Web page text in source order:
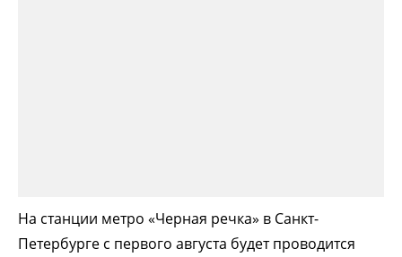
На станции метро «Черная речка» в Санкт-
Петербурге с первого августа будет проводится